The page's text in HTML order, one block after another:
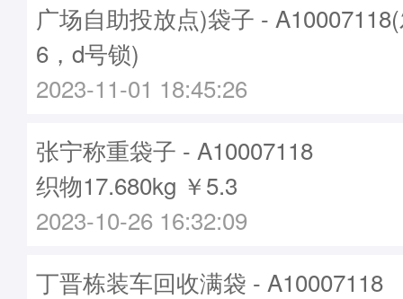
广场自助投放点)袋子 -
6，d号锁)
2023-11-01 18:45:26
张宁称重袋子 - A10007118
织物17.680kg ￥5.3
2023-10-26 16:32:09
丁晋栋装车回收满袋 - A10007118